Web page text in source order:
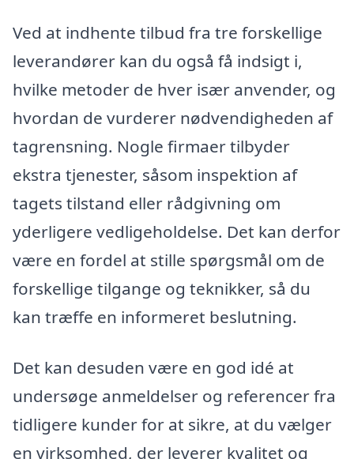
Ved at indhente tilbud fra tre forskellige
leverandører kan du også få indsigt i,
hvilke metoder de hver især anvender, og
hvordan de vurderer nødvendigheden af
tagrensning. Nogle firmaer tilbyder
ekstra tjenester, såsom inspektion af
tagets tilstand eller rådgivning om
yderligere vedligeholdelse. Det kan derfor
være en fordel at stille spørgsmål om de
forskellige tilgange og teknikker, så du
kan træffe en informeret beslutning.
Det kan desuden være en god idé at
undersøge anmeldelser og referencer fra
tidligere kunder for at sikre, at du vælger
en virksomhed, der leverer kvalitet og